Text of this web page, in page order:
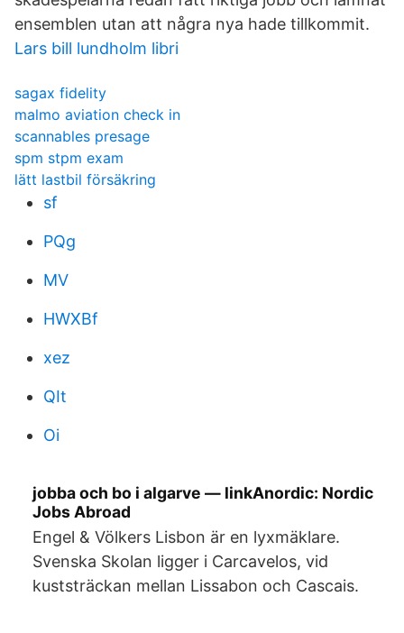
ensemblen utan att några nya hade tillkommit.
Lars bill lundholm libri
sagax fidelity
malmo aviation check in
scannables presage
spm stpm exam
lätt lastbil försäkring
sf
PQg
MV
HWXBf
xez
QIt
Oi
jobba och bo i algarve — linkAnordic: Nordic
Jobs Abroad
Engel & Völkers Lisbon är en lyxmäklare.
Svenska Skolan ligger i Carcavelos, vid
kuststräckan mellan Lissabon och Cascais.